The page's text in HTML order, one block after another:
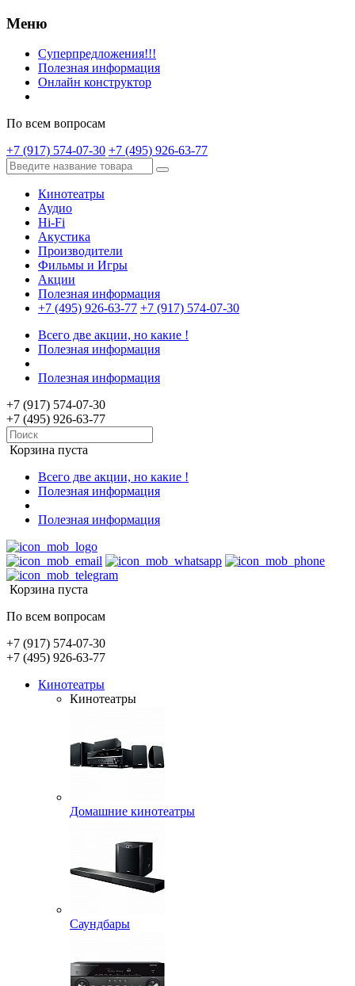
Меню
Суперпредложения!!!
Полезная информация
Онлайн конструктор
По всем вопросам
+7 (917) 574-07-30 +7 (495) 926-63-77
Кинотеатры
Аудио
Hi-Fi
Акустика
Производители
Фильмы и Игры
Акции
Полезная информация
+7 (495) 926-63-77 +7 (917) 574-07-30
Всего две акции, но какие !
Полезная информация
Полезная информация
+7 (917) 574-07-30
+7 (495) 926-63-77
Корзина пуста
Всего две акции, но какие !
Полезная информация
Полезная информация
Корзина пуста
По всем вопросам
+7 (917) 574-07-30
+7 (495) 926-63-77
Кинотеатры
Кинотеатры
Домашние кинотеатры
Саундбары